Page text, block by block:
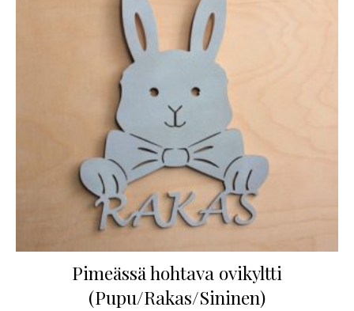
Pimeässä hohtava ovikyltti
(Pupu/Rakas/Sininen)